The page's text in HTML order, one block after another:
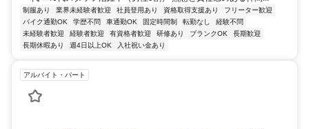
制服あり 業界未経験者歓迎 社員登用あり 資格取得支援あり
フリーター歓迎
バイク通勤OK
学歴不問 車通勤OK 固定時間制 転勤なし
経験不問
未経験者歓迎
経験者歓迎 有資格者歓迎 研修あり ブランクOK
長期歓迎
長期休暇あり
週4日以上OK 入社祝い金あり
アルバイト・パート